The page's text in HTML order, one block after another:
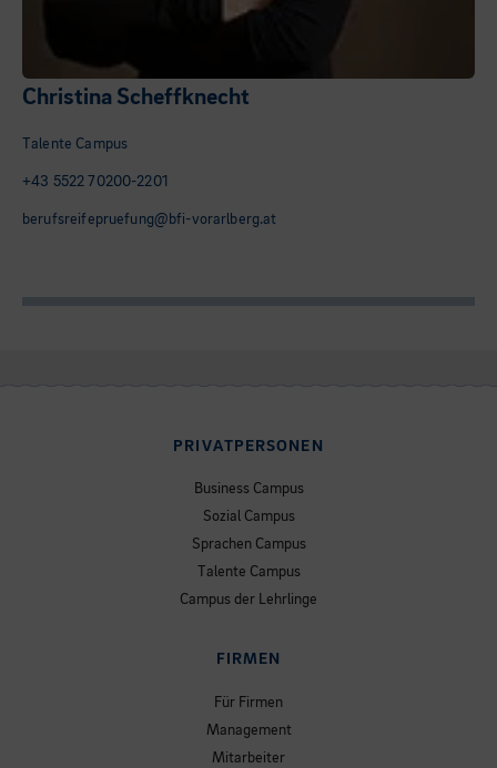
Christina Scheffknecht
Talente Campus
+43 5522 70200-2201
berufsreifepruefung@bfi-vorarlberg.at
PRIVATPERSONEN
Business Campus
Sozial Campus
Sprachen Campus
Talente Campus
Campus der Lehrlinge
FIRMEN
Für Firmen
Management
Mitarbeiter